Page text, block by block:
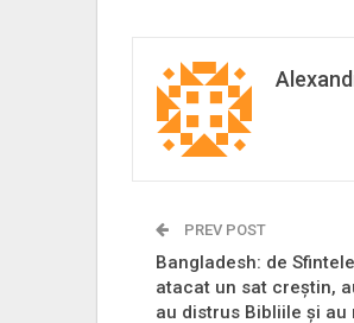
PREV POST
Bangladesh: de
atacat un sat creștin,
au distrus Bibliile și